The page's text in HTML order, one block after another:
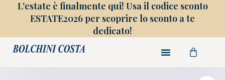
L'estate è finalmente qui! Usa il codice sconto
ESTATE2026 per scoprire lo sconto a te
dedicato!